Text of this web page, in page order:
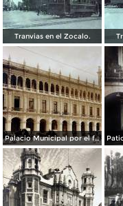
Tranvias en el Zocalo.
Palacio Municipal por el fotografo Hugo Brehme..